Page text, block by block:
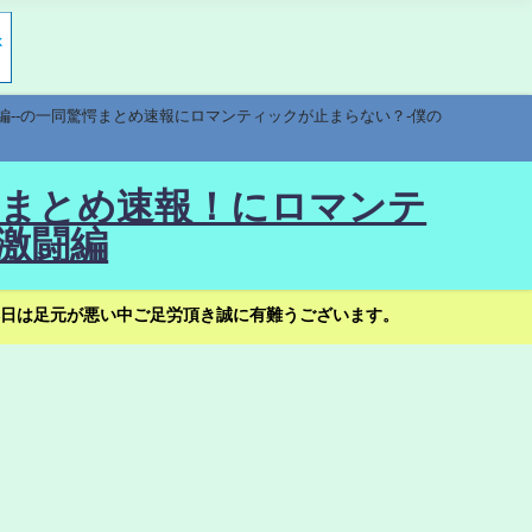
の一同驚愕まとめ速報にロマンティックが止まらない？-僕の
とめ速報！にロマンテ
闘編
足元が悪い中ご足労頂き誠に有難うございます。